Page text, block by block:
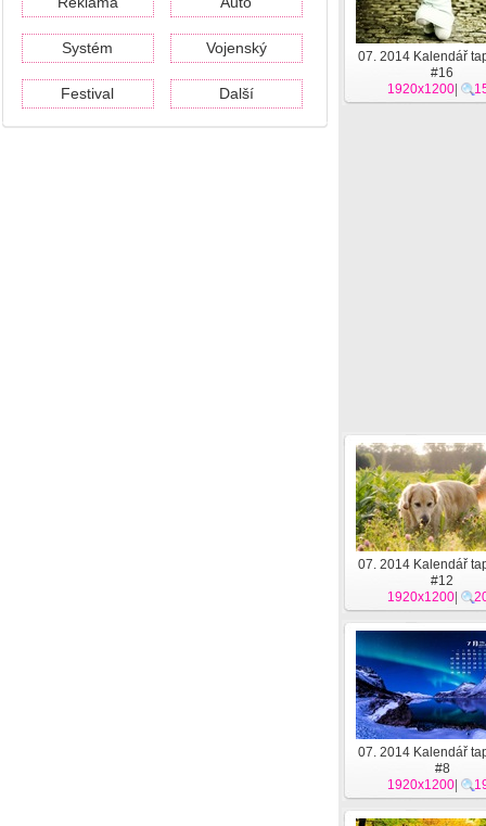
Systém Vojenský
Festival Další
07. 2014 Kalendář
#16
1920x1200
07. 2014 Kalendář
#12
1920x1200
07. 2014 Kalendář
#8
1920x1200